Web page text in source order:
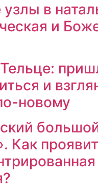
в
и
и
новому
Как